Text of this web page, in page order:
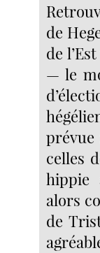
de
de
— le
prévue
celles
hippie
alors
de